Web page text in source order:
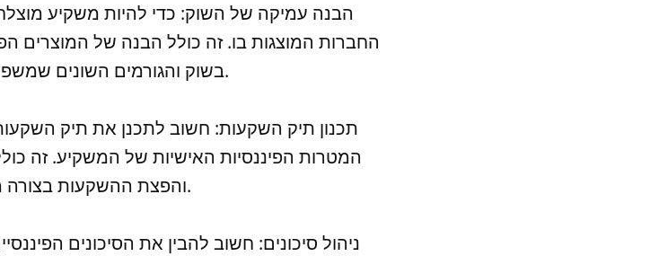
החברות המוצגות בו. זה כולל הבנה של המוצרים
בשוק והגורמים השונים שמשפיעים על השוק.
המטרות הפיננסיות האישיות של המשקיע. זה
והפצת ההשקעות בצורה מתאימה.